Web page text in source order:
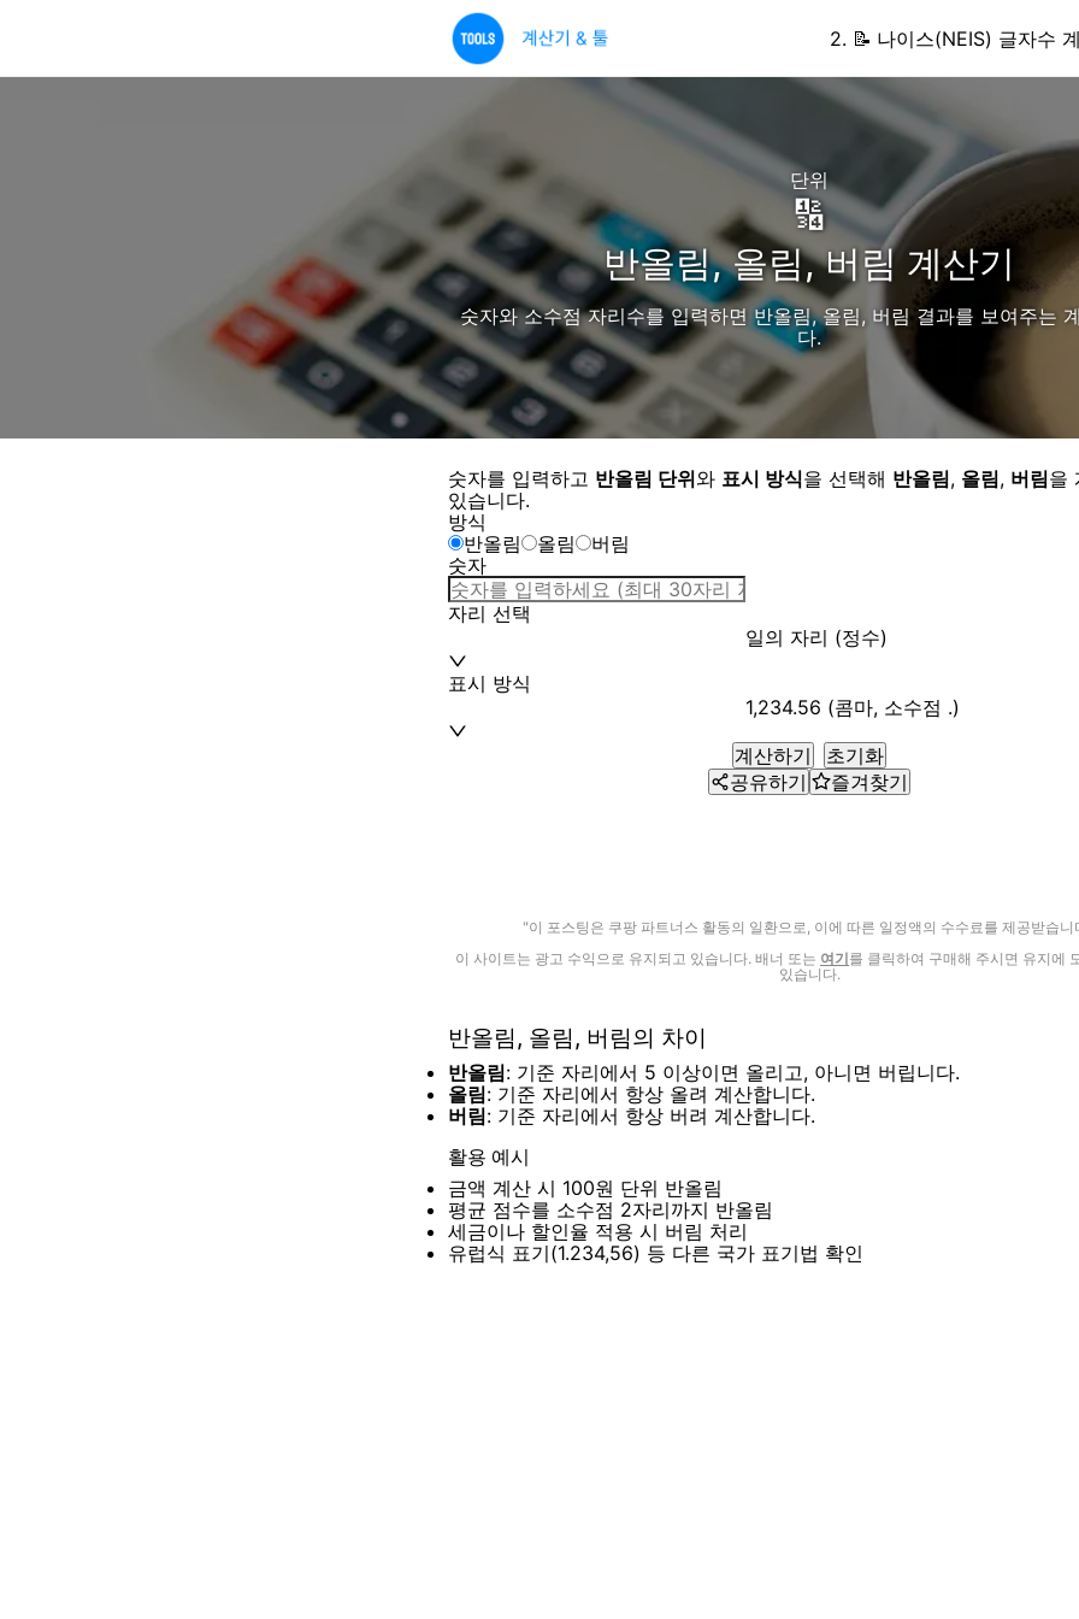
2. 📝 나이스(NEIS) 글자수
단위
🔢
반올림, 올림, 버림 계산기
숫자와 소수점 자리수를 입력하면 반올림, 올림, 버림 결과를 보여주는
다.
숫자를 입력하고 반올림 단위와 표시 방식을 선택해 반올림, 올림, 버림을
있습니다.
방식
반올림
올림
버림
숫자
자리 선택
일의 자리 (정수)
표시 방식
1,234.56 (콤마, 소수점 .)
계산하기
초기화
공유하기
즐겨찾기
"이 포스팅은 쿠팡 파트너스 활동의 일환으로, 이에 따른 일정액의 수수료를 제공받습니
이 사이트는 광고 수익으로 유지되고 있습니다. 배너 또는 여기를 클릭하여 구매해 주시면 유지에
있습니다.
반올림, 올림, 버림의 차이
반올림: 기준 자리에서 5 이상이면 올리고, 아니면 버립니다.
올림: 기준 자리에서 항상 올려 계산합니다.
버림: 기준 자리에서 항상 버려 계산합니다.
활용 예시
금액 계산 시 100원 단위 반올림
평균 점수를 소수점 2자리까지 반올림
세금이나 할인율 적용 시 버림 처리
유럽식 표기(1.234,56) 등 다른 국가 표기법 확인